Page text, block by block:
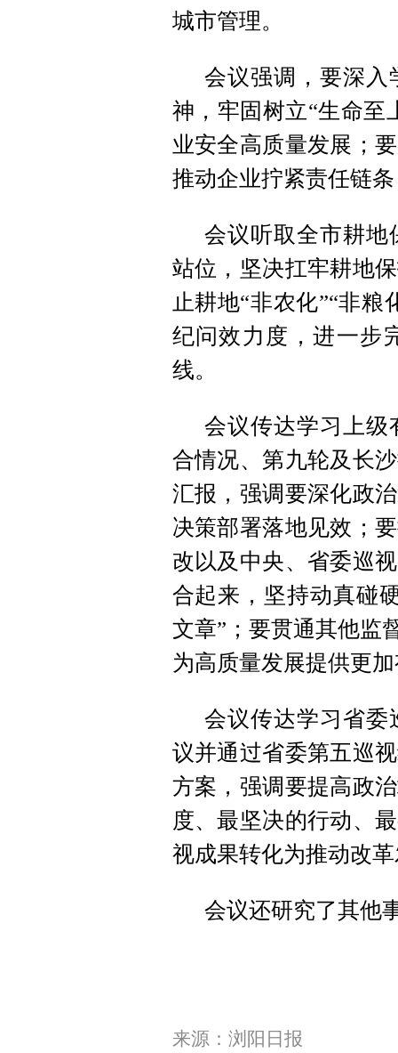
城市管理。
会议强调，要深入
神，牢固树立“生命至
业安全高质量发展；
推动企业拧紧责任链
会议听取全市耕地
站位，坚决扛牢耕地
止耕地“非农化”“非
纪问效力度，进一步
线。
会议传达学习上级
合情况、第九轮及长
汇报，强调要深化政
决策部署落地见效；
改以及中央、省委巡
合起来，坚持动真碰
文章”；要贯通其他监
为高质量发展提供更
会议传达学习省委
议并通过省委第五巡
方案，强调要提高政
度、最坚决的行动、
视成果转化为推动改
会议还研究了其他
来源：浏阳日报